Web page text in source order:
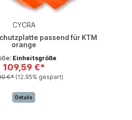
CYCRA
passend für KTM
orange
Einheitsgröße
109,59 €*
€* (12.95% gespart)
Details